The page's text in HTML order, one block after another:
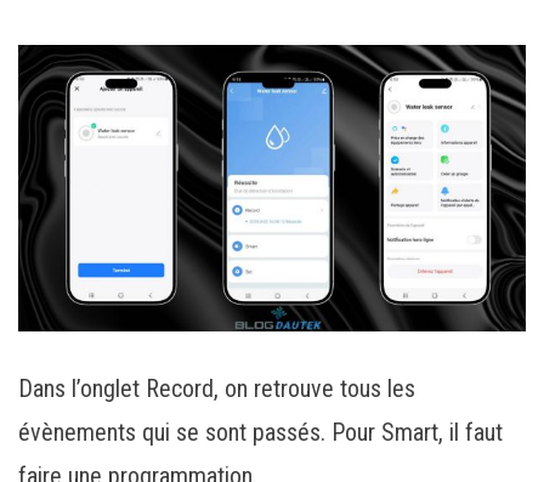
Dans l’onglet Record, on retrouve tous les
évènements qui se sont passés. Pour Smart, il faut